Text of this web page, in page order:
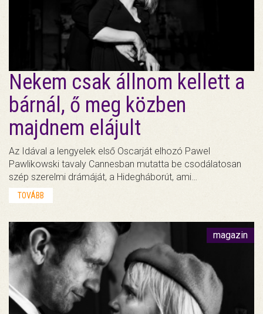
Nekem csak állnom kellett a
bárnál, ő meg közben
majdnem elájult
Az Idával a lengyelek első Oscarját elhozó Pawel
Pawlikowski tavaly Cannesban mutatta be csodálatosan
szép szerelmi drámáját, a Hidegháborút, ami…
TOVÁBB
magazin